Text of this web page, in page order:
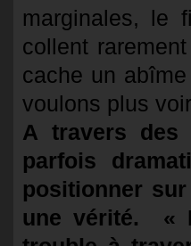
marginales, le
collent
cache un
voulons plus
A travers des
parfois
positionner
une vérité. «